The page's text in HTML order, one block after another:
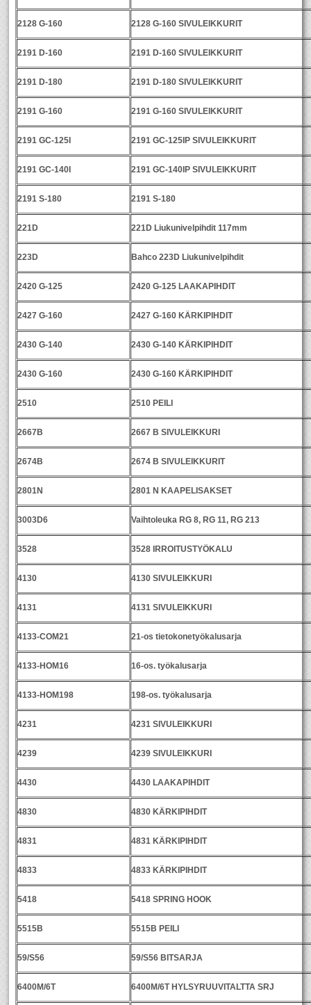
2128 G-160 2128 G-160 SIVULEIKKURIT
2191 D-160 2191 D-160 SIVULEIKKURIT
2191 D-180 2191 D-180 SIVULEIKKURIT
2191 G-160 2191 G-160 SIVULEIKKURIT
2191 GC-125I 2191 GC-125IP SIVULEIKKURIT
2191 GC-140I 2191 GC-140IP SIVULEIKKURIT
2191 S-180 2191 S-180
221D 221D Liukunivelpihdit 117mm
223D Bahco 223D Liukunivelpihdit
2420 G-125 2420 G-125 LAAKAPIHDIT
2427 G-160 2427 G-160 KÄRKIPIHDIT
2430 G-140 2430 G-140 KÄRKIPIHDIT
2430 G-160 2430 G-160 KÄRKIPIHDIT
2510 2510 PEILI
2667B 2667 B SIVULEIKKURI
2674B 2674 B SIVULEIKKURIT
2801N 2801 N KAAPELISAKSET
3003D6 Vaihtoleuka RG 8, RG 11, RG 213
3528 3528 IRROITUSTYÖKALU
4130 4130 SIVULEIKKURI
4131 4131 SIVULEIKKURI
4133-COM21 21-os tietokonetyökalusarja
4133-HOM16 16-os. työkalusarja
4133-HOM198 198-os. työkalusarja
4231 4231 SIVULEIKKURI
4239 4239 SIVULEIKKURI
4430 4430 LAAKAPIHDIT
4830 4830 KÄRKIPIHDIT
4831 4831 KÄRKIPIHDIT
4833 4833 KÄRKIPIHDIT
5418 5418 SPRING HOOK
5515B 5515B PEILI
59/S56 59/S56 BITSARJA
6400M/6T 6400M/6T HYLSYRUUVITALTTA SRJ